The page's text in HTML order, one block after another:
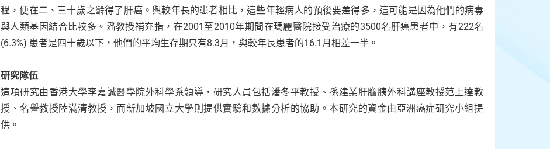
程，便在二、三十歲之齡得了肝癌。與較年長的患者相比，這些年輕病人的預後要差得多，這可能是因為他們的病毒
與人類基因結合比較多。潘教授補充指，在2001至2010年期間在瑪麗醫院接受治療的3500名肝癌患者中，有222名
(6.3%) 患者是四十歲以下，他們的平均生存期只有8.3月，與較年長患者的16.1月相差一半。
研究隊伍
這項研究由香港大學李嘉誠醫學院外科學系領導，研究人員包括潘冬平教授、孫建業肝膽胰外科講座教授范上達教
授、名譽教授陸滿清教授，而新加坡國立大學則提供實驗和數據分析的協助。本研究的資金由亞洲癌症研究小組提
供。